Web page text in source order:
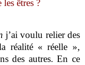
êtres ?
j’ai voulu relier des
réalité « réelle »,
des autres. En ce